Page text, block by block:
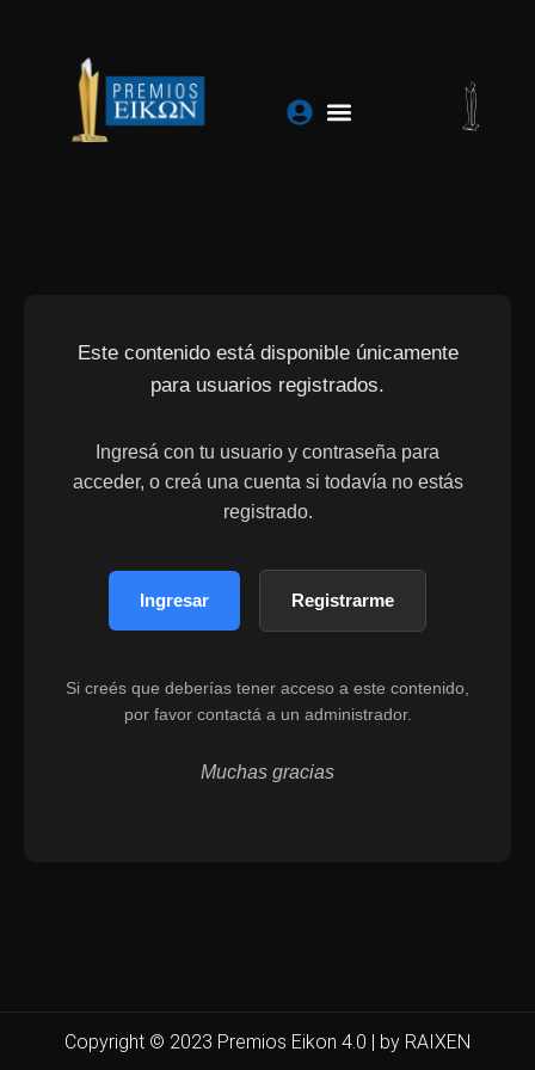
contenido
Este contenido está disponible únicamente
para usuarios registrados.
Ingresá con tu usuario y contraseña para
acceder, o creá una cuenta si todavía no estás
registrado.
Ingresar Registrarme
Si creés que deberías tener acceso a este contenido,
por favor contactá a un administrador.
Muchas gracias
Copyright © 2023 Premios Eikon 4.0 | by RAIXEN